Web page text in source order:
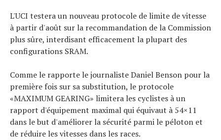
L'UCI testera un nouveau protocole de limite de vitesse
à partir d'août sur la recommandation de la Commission
plus sûre, interdisant efficacement la plupart des
configurations SRAM.
Comme le rapporte le journaliste Daniel Benson pour la
première fois sur sa substitution, le protocole
«MAXIMUM GEARING» limitera les cyclistes à un
rapport d'équipement maximal qui équivaut à 54×11
dans le but d'améliorer la sécurité parmi le péloton et
de réduire les vitesses dans les races.
Actualités
Tests de produits
Conseils
Tendances
Tous nos articles
À propos